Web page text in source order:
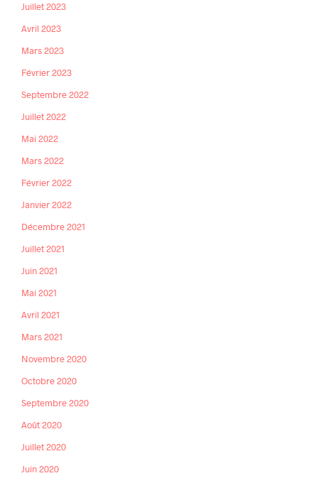
Juillet 2023
Avril 2023
Mars 2023
Février 2023
Septembre 2022
Juillet 2022
Mai 2022
Mars 2022
Février 2022
Janvier 2022
Décembre 2021
Juillet 2021
Juin 2021
Mai 2021
Avril 2021
Mars 2021
Novembre 2020
Octobre 2020
Septembre 2020
Août 2020
Juillet 2020
Juin 2020